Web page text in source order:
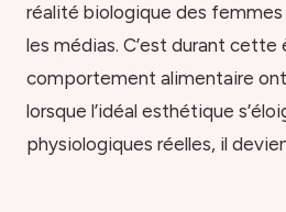
réalité biologique des
les médias. C’est durant cette
comportement alimentaire
lorsque l’idéal esthétique
physiologiques réelles, il